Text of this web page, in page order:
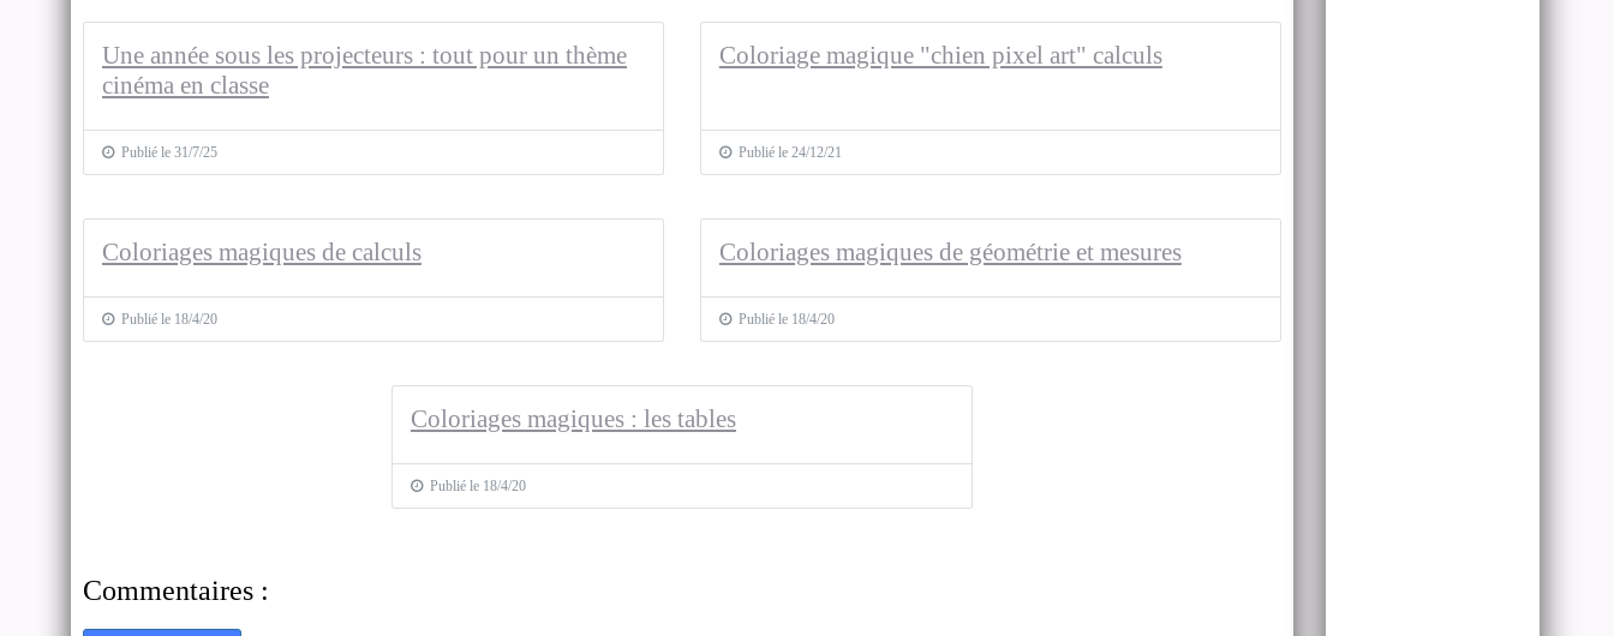
Une année sous les projecteurs : tout pour un thème
cinéma en classe
Publié le 31/7/25
Coloriage magique "chien pixel art" calculs
Publié le 24/12/21
Coloriages magiques de calculs
Publié le 18/4/20
Coloriages magiques de géométrie et mesures
Publié le 18/4/20
Coloriages magiques : les tables
Publié le 18/4/20
Commentaires :